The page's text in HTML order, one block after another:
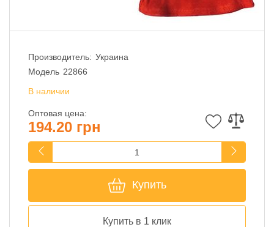
Производитель: Украина
Модель 22866
В наличии
Оптовая цена:
194.20 грн
Купить
Купить в 1 клик